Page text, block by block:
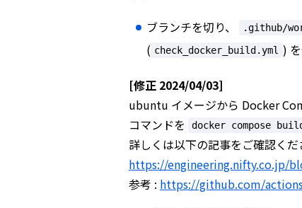
ブランチを切り、 .github/
( check_docker_build.yml )
[修正 2024/04/03]
ubuntu イメージから Docker
コマンドを docker compose
詳しくは以下の記事をご確認くだ
https://engineering.nifty.co.jp/
参考 : https://github.com/